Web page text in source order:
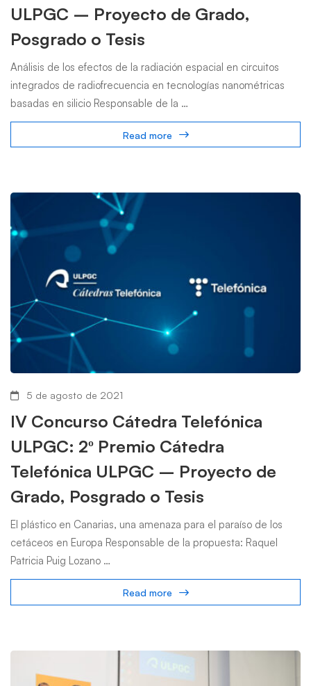
ULPGC – Proyecto de Grado,
Posgrado o Tesis
Análisis de los efectos de la radiación espacial en circuitos
integrados de radiofrecuencia en tecnologías nanométricas
basadas en silicio Responsable de la …
Read more
5 de agosto de 2021
IV Concurso Cátedra Telefónica
ULPGC: 2º Premio Cátedra
Telefónica ULPGC – Proyecto de
Grado, Posgrado o Tesis
El plástico en Canarias, una amenaza para el paraíso de los
cetáceos en Europa Responsable de la propuesta: Raquel
Patricia Puig Lozano …
Read more